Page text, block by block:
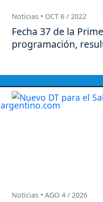
Noticias • OCT 6 / 2022
Fecha 37 de la
programación,
Noticias • AGO 4 / 2026